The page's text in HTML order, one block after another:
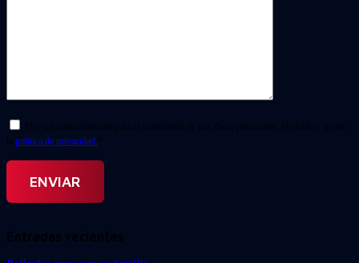
Doy mi consentimiento para el tratamiento de mis datos personales. He leído y acepto
la política de privacidad. *
Entradas recientes